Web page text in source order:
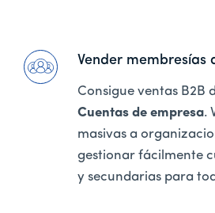
Vender membresías
Consigue ventas B2B
Cuentas de empresa.
masivas a
gestionar fácilmente
y secundarias para